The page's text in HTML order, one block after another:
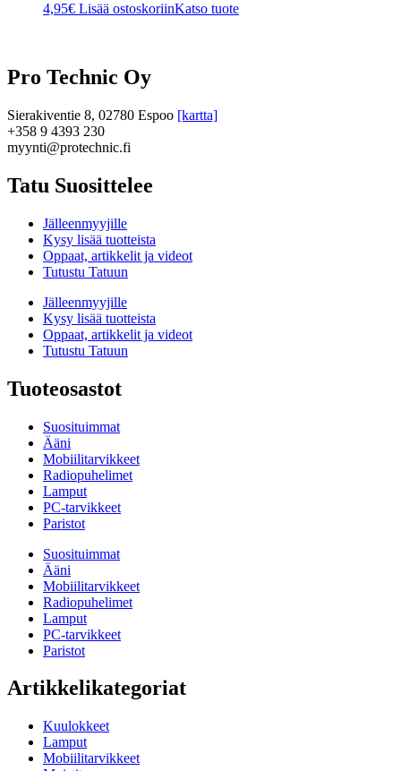
4,95€ Lisää ostoskoriinKatso tuote
Pro Technic Oy
Sierakiventie 8, 02780 Espoo [kartta]
+358 9 4393 230
myynti@protechnic.fi
Tatu Suosittelee
Jälleenmyyjille
Kysy lisää tuotteista
Oppaat, artikkelit ja videot
Tutustu Tatuun
Jälleenmyyjille
Kysy lisää tuotteista
Oppaat, artikkelit ja videot
Tutustu Tatuun
Tuoteosastot
Suosituimmat
Ääni
Mobiilitarvikkeet
Radiopuhelimet
Lamput
PC-tarvikkeet
Paristot
Suosituimmat
Ääni
Mobiilitarvikkeet
Radiopuhelimet
Lamput
PC-tarvikkeet
Paristot
Artikkelikategoriat
Kuulokkeet
Lamput
Mobiilitarvikkeet